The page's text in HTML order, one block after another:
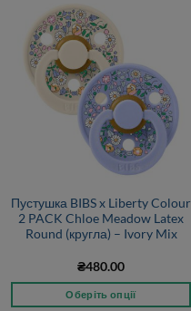
Пустушка BIBS x Liberty Colour
2 PACK Chloe Meadow Latex
Round (кругла) – Ivory Mix
₴480.00
Оберіть опції